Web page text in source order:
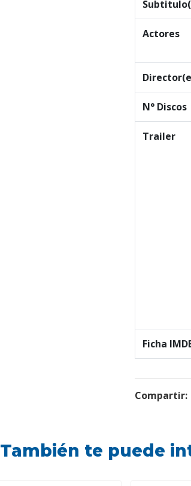
Actores
N° Discos
Trailer
Ficha
Compartir:
También te puede